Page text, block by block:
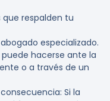
respalden tu
especializado.
puede hacerse ante la
o a través de un
: Si la